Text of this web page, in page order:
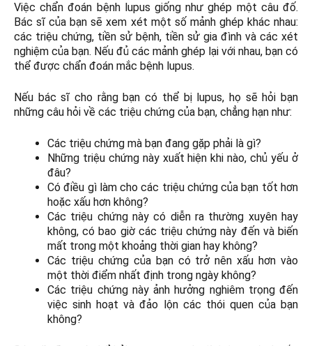
Việc chẩn đoán bệnh lupus giống như ghép một câu đố.
Bác sĩ của bạn sẽ xem xét một số mảnh ghép khác nhau:
các triệu chứng, tiền sử bệnh, tiền sử gia đình và các xét
nghiệm của bạn. Nếu đủ các mảnh ghép lại với nhau, bạn có
thể được chẩn đoán mắc bệnh lupus.
Nếu bác sĩ cho rằng bạn có thể bị lupus, họ sẽ hỏi bạn
những câu hỏi về các triệu chứng của bạn, chẳng hạn như:
Các triệu chứng mà bạn đang gặp phải là gì?
Những triệu chứng này xuất hiện khi nào, chủ yếu ở
đâu?
Có điều gì làm cho các triệu chứng của bạn tốt hơn
hoặc xấu hơn không?
Các triệu chứng này có diễn ra thường xuyên hay
không, có bao giờ các triệu chứng này đến và biến
mất trong một khoảng thời gian hay không?
Các triệu chứng của bạn có trở nên xấu hơn vào
một thời điểm nhất định trong ngày không?
Các triệu chứng này ảnh hưởng nghiêm trọng đến
việc sinh hoạt và đảo lộn các thói quen của bạn
không?